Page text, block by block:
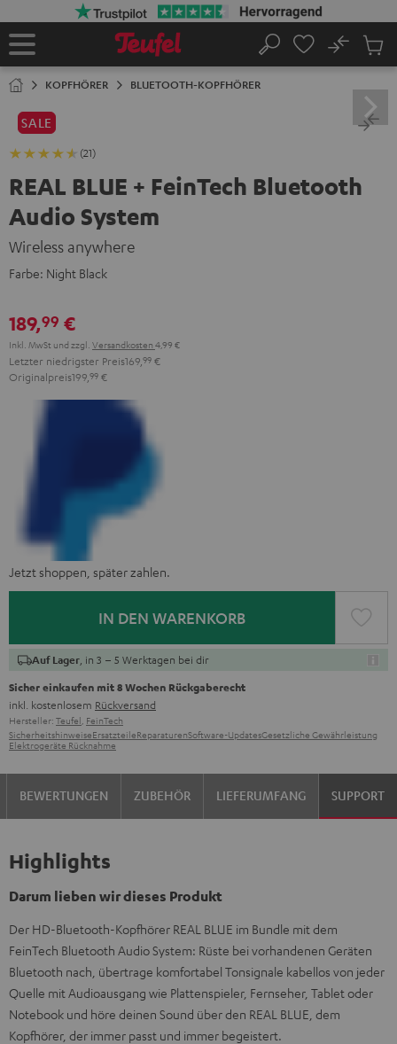
Startseite
Suche
No
KOPFHÖRER BLUETOOTH-KOPFHÖRER
SALE
(21)
REAL BLUE + FeinTech Bluetooth
Audio System
Wireless anywhere
Farbe: Night Black
189,99 €
Inkl. MwSt und zzgl. Versandkosten 4,99 €
Letzter niedrigster Preis169, 99 €
Originalpreis199, 99 €
Jetzt shoppen, später zahlen.
IN DEN WARENKORB
Auf Lager , in 3 – 5 Werktagen bei dir
Sicher einkaufen mit 8 Wochen Rückgaberecht
inkl. kostenlosem Rückversand
Hersteller: Teufel, FeinTech
SicherheitshinweiseErsatzteileReparaturenSoftware-UpdatesGesetzliche Gewährleistung
Elektrogeräte Rücknahme
BEWERTUNGEN ZUBEHÖR LIEFERUMFANG SUPPORT
Highlights
Darum lieben wir dieses Produkt
Der HD-Bluetooth-Kopfhörer REAL BLUE im Bundle mit dem
FeinTech Bluetooth Audio System: Rüste bei vorhandenen Geräten
Bluetooth nach, übertrage komfortabel Tonsignale kabellos von jeder
Quelle mit Audioausgang wie Plattenspieler, Fernseher, Tablet oder
Notebook und höre deinen Sound über den REAL BLUE, dem
Kopfhörer, der immer passt und immer begeistert.